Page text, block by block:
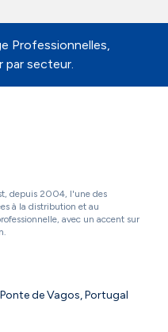
Professionnelles,
par secteur.
depuis 2004, l'une des
à la distribution et au
avec un accent sur
de Vagos, Portugal